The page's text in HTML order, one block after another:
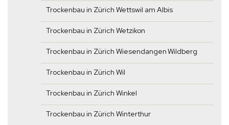
Trockenbau in Zürich Wettswil am Albis
Trockenbau in Zürich Wetzikon
Trockenbau in Zürich Wiesendangen Wildberg
Trockenbau in Zürich Wil
Trockenbau in Zürich Winkel
Trockenbau in Zürich Winterthur